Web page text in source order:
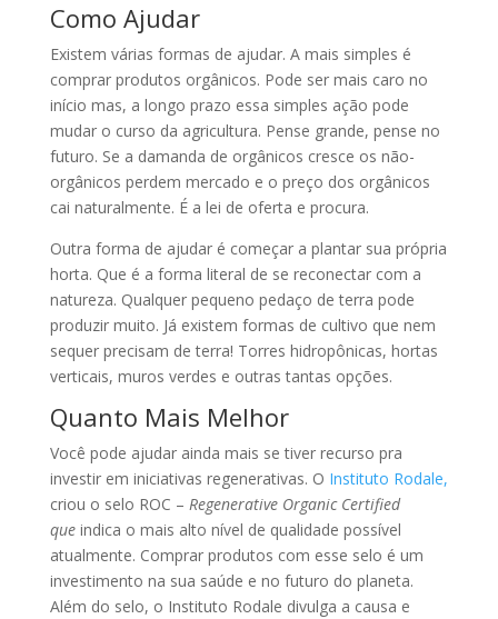
Como Ajudar
Existem várias formas de ajudar. A mais simples é
comprar produtos orgânicos. Pode ser mais caro no
início mas, a longo prazo essa simples ação pode
mudar o curso da agricultura. Pense grande, pense no
futuro. Se a damanda de orgânicos cresce os não-
orgânicos perdem mercado e o preço dos orgânicos
cai naturalmente. É a lei de oferta e procura.
Outra forma de ajudar é começar a plantar sua própria
horta. Que é a forma literal de se reconectar com a
natureza. Qualquer pequeno pedaço de terra pode
produzir muito. Já existem formas de cultivo que nem
sequer precisam de terra! Torres hidropônicas, hortas
verticais, muros verdes e outras tantas opções.
Quanto Mais Melhor
Você pode ajudar ainda mais se tiver recurso pra
investir em iniciativas regenerativas. O Instituto Rodale,
criou o selo ROC – Regenerative Organic Certified
queindica o mais alto nível de qualidade possível
atualmente. Comprar produtos com esse selo é um
investimento na sua saúde e no futuro do planeta.
Além do selo, o Instituto Rodale divulga a causa e